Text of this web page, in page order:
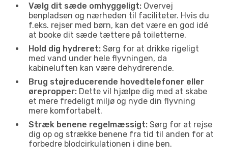
Vælg dit sæde omhyggeligt: Overvej
benpladsen og nærheden til faciliteter. Hvis du
f.eks. rejser med børn, kan det være en god idé
at booke dit sæde tættere på toiletterne.
Hold dig hydreret: Sørg for at drikke rigeligt
med vand under hele flyvningen, da
kabineluften kan være dehydrerende.
Brug støjreducerende hovedtelefoner eller
ørepropper: Dette vil hjælpe dig med at skabe
et mere fredeligt miljø og nyde din flyvning
mere komfortabelt.
Stræk benene regelmæssigt: Sørg for at rejse
dig op og strække benene fra tid til anden for at
forbedre blodcirkulationen i dine ben.